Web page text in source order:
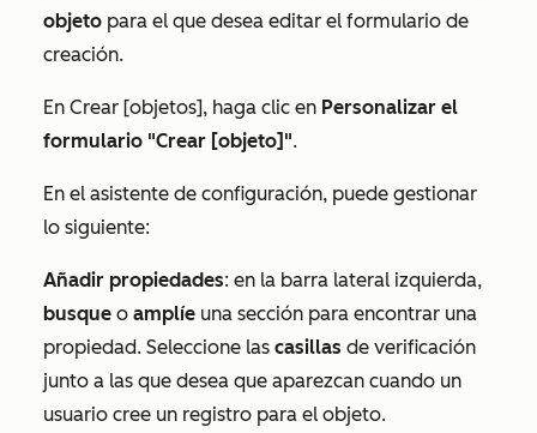
objeto para el que desea editar el formulario de
creación.
En Crear [objetos], haga clic en Personalizar el
formulario "Crear [objeto]".
En el asistente de configuración, puede gestionar
lo siguiente:
Añadir propiedades: en la barra lateral izquierda,
busque o amplíe una sección para encontrar una
propiedad. Seleccione las casillas de verificación
junto a las que desea que aparezcan cuando un
usuario cree un registro para el objeto.